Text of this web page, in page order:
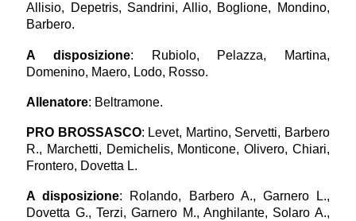
Allisio, Depetris, Sandrini, Allio, Boglione, Mondino,
Barbero.
A disposizione: Rubiolo, Pelazza, Martina,
Domenino, Maero, Lodo, Rosso.
Allenatore: Beltramone.
PRO BROSSASCO: Levet, Martino, Servetti, Barbero
R., Marchetti, Demichelis, Monticone, Olivero, Chiari,
Frontero, Dovetta L.
A disposizione: Rolando, Barbero A., Garnero L.,
Dovetta G., Terzi, Garnero M., Anghilante, Solaro A.,